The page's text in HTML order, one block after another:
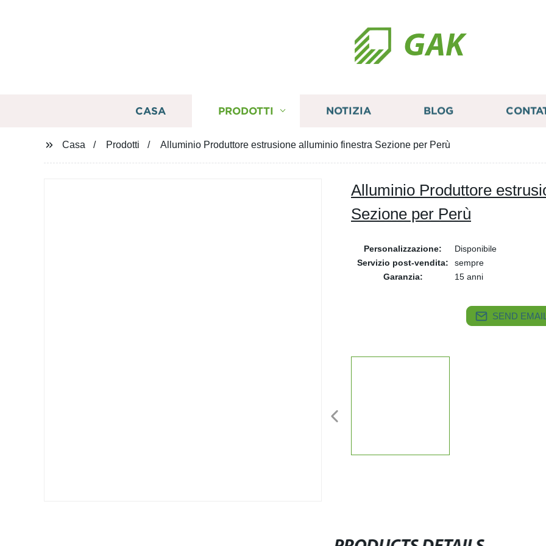
GAK
CASA PRODOTTI NOTIZIA BLOG
Casa Prodotti Alluminio Produttore estrusione alluminio finestra Sezione per Perù
Alluminio Produttore
Sezione per Perù
Personalizzazione:
Disponibile
Servizio post-vendita:
sempre
Garanzia:
15 anni
SEND